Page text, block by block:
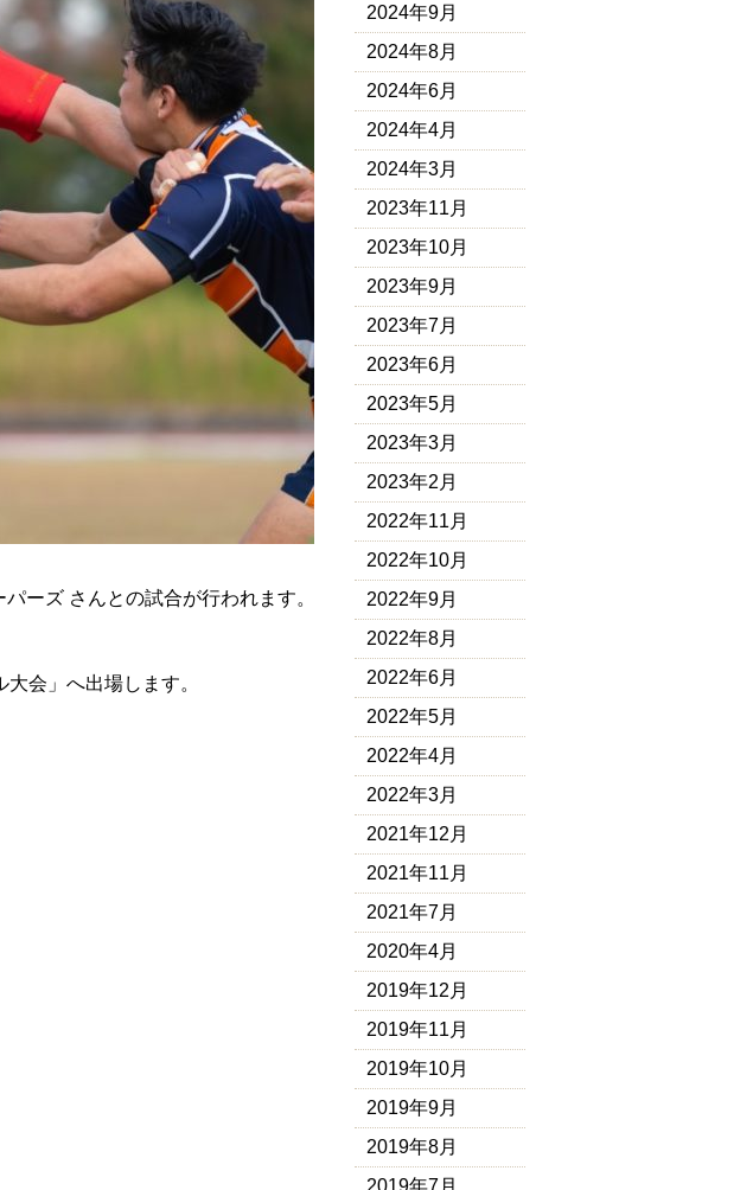
ーズ さんとの試合が行われます。
会」へ出場します。
2024年9月
2024年8月
2024年6月
2024年4月
2024年3月
2023年11月
2023年10月
2023年9月
2023年7月
2023年6月
2023年5月
2023年3月
2023年2月
2022年11月
2022年10月
2022年9月
2022年8月
2022年6月
2022年5月
2022年4月
2022年3月
2021年12月
2021年11月
2021年7月
2020年4月
2019年12月
2019年11月
2019年10月
2019年9月
2019年8月
2019年7月